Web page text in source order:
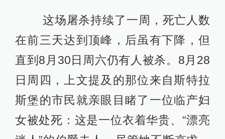
这场屠杀持续了一周，死亡人数
在前三天达到顶峰，后虽有下降，但
直到8月30日周六仍有人被杀。8月28
日周四，上文提及的那位来自斯特拉
斯堡的市民就亲眼目睹了一位临产妇
女被处死：这是一位衣着华贵、“漂亮